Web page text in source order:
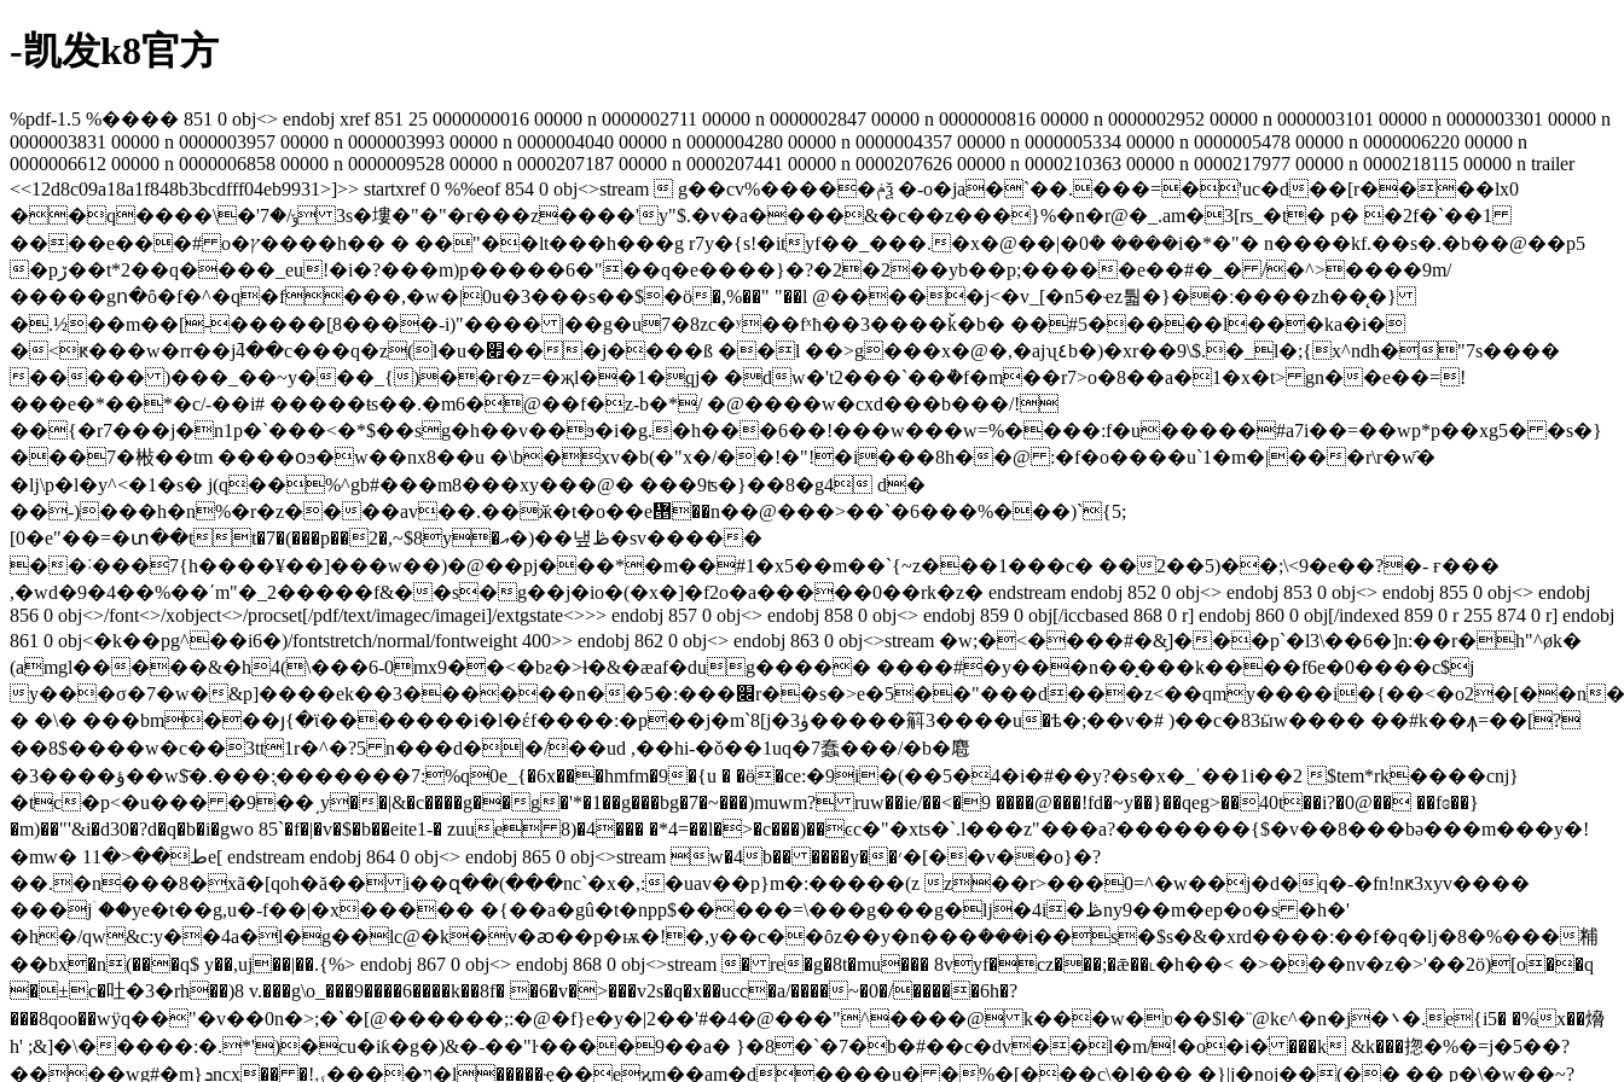
-凯发k8官方
%pdf-1.5 %���� 851 0 obj<> endobj xref 851 25 0000000016 00000 n 0000002711 00000 n 0000002847 00000 n 0000000816 00000 n 0000002952 00000 n 0000003101 00000 n 0000003301 00000 n
0000003831 00000 n 0000003957 00000 n 0000003993 00000 n 0000004040 00000 n 0000004280 00000 n 0000004357 00000 n 0000005334 00000 n 0000005478 00000 n 0000006220 00000 n
0000006612 00000 n 0000006858 00000 n 0000009528 00000 n 0000207187 00000 n 0000207441 00000 n 0000207626 00000 n 0000210363 00000 n 0000217977 00000 n 0000218115 00000 n trailer
<<12d8c09a18a1f848b3bcdfff04eb9931>]>> startxref 0 %%eof 854 0 obj<>stream  g��cv%�����ݥѯ �-o�ja�`��.���=�'uc�d��[r����lx0
��q��ݹ/�7'�\�� 3s�塿�"�"�r���z����'y"$.�v�a����&�c��z���}%�n�r@�_.am�3[rs_�t� p� �2f�`��1
����e���# o�ץ����h�� � ��"��lt���h���g r7y�{s!�ityf��_���.�x�@��|�0ܳ� ����i�*�"� n����kf.��s�.�b��@��p5
�pڒ��t*2��q����_eu!�i�?���m)p�����6�"��q�e����}�?�2�2��yb��p;�����e��#�_� /�^>����9m/
�����gո�ȏ�f�^�q�f���,�w�|0u�3���s��$�ӧ�,%��" "��l @�����j<�v_[�n5�ҽz퉓�}��ː����zh��̨�}
�.½��m��[-�����[ְ8����-i)"���� |��g�u7�8zc�ʸ��fˣħ��3����ǩ�b� ��#5�����l���ka�i�
�<ԟ���w�rr��j߫4��c���q�z(l�u�׏���j����ß ��l ��>g���x�@�,�ajʯ٤b�)�xr��9\$.­�_l�;{x^ndh�"7s����
����� )���_��~y���_{)��r�z=�җl��1�ׇqj� �dw�'t2���`��ܵ�f�m��r7>o�8��a�1�x�t> gn��e��=!
���e�*��*�c/-��i# �����ŧs��.�m6�@��f�z-b�*/ �@����w�cxd���b���/!
��{�r7���j�n1p�`���<�*$��sg�h��v��ϧ�i�g.�h���6��!���w���w=%����:f�u�����#a7i��=��wp*p��xg5� �s�}
���7�㪔��tm ����օϧ�w��nx8��u �\b�xv�b(�"x�/��!�"!�i���8h��@ :�f�o����u`1�m�|���r\r�w҄�
�ǉ\p�l�y^<�1�s� j(q��%^gb#���m8���xy���@� ���9ʦ�}��8�g4 d�
��-)���h�n%�r�z����av��.��ӂ�t�o��e᝕��n��@���>��`�6���%���)`{5;
[0�e"��=�տ��tt�7�(���p��2�,~$8y�އ�)��냎ڟ�sv�����
��˸���7{h����¥��]���w��)�@��pj���*�m��#1�x5��m��`{~z���1���c� ��2��5)��;\<9�e��?�- ғ���
,�wd�9�4��%��΄m"�_2�����f&��s�g��j�io�(�x�]�f2o�a�����0��rk�z� endstream endobj 852 0 obj<> endobj 853 0 obj<> endobj 855 0 obj<> endobj
856 0 obj<>/font<>/xobject<>/procset[/pdf/text/imagec/imagei]/extgstate<>>> endobj 857 0 obj<> endobj 858 0 obj<> endobj 859 0 obj[/iccbased 868 0 r] endobj 860 0 obj[/indexed 859 0 r 255 874 0 r] endobj
861 0 obj<�k��pg^��i6�)/fontstretch/normal/fontweight 400>> endobj 862 0 obj<> endobj 863 0 obj<>stream �w;�<����#�&̙]���p`�l3\��6�]n:��r�h"^øk�
(amgl�����&�h4(\���6-0mx9��<�bƨ�>ɫ�&�ӕaf�dug����� ����#�y���n��̝���k����f6e�0����c$j
y���σ�7�w�&p]����ek��3������n��5�:���׌r��s�>e�5��"���d���z<��qmy����i�{��<�o2�[��n������:f
� �\� ���bm���յ{�ϊ�������i�l�έf����:�p��j�m`8[j�3ۈ�����䈸3����u�ѣ�;��v�# )��c�83ӹw���� ��#k��ꙟ=��[?
��8$����w�c��3tt1r�^�?5 n���d�|�/��ud ,��hi-�ǒ��1uq�7蠢���/�b�麅
�3����ؤ��w$̄�.���:֤�������7:%q0e_{�6x���hmfm�9�{u � �ӫ�ce:�9i�(��5�4�i�#��y?�s�x�_ˈ��1i��2 $tem*rk����cnj}
�tc�p<�u��� �9��͵y��|&�c����g��g�'*�1��g���bg�7�~���)muwm? ruw��ie/��<�9 ����@���!fd�~y��}��qeg>��40t��i?�0@�� ��fɞ��}
�m)��"'&i�d30�?d�q�b�i�gwo 85`�f�|�v�$�b��eite1-� zuue 8)�4��� �*4=��l�>�c���)��ͼc�"�xts�`.l���z"���a?�������{$�v��8���bə���m���y�!
�mw� 1ط��<�1e[ endstream endobj 864 0 obj<> endobj 865 0 obj<>stream w�4b�� ����y��׳�[��v��o}�?
��.�n���8�xã�[qoh�ă�� i��զ��(���nc`�x�,:�uav��p}m�:�����(z z��r>���0=^�w��j�d�q�-�fn!nԟ3xyv����
���jۤ��ye�t��g,u�-f��|�x����� �{��a�gû�t�npp$�����=\���g���g�ǉ�4i�ڟny9��m�ep�o�s �h�'
�h�/qw&c:y��4a�l�g��lc@�k�v�ꜵ��p�ѭ�!�,y��c��ȏz��y�n���ܳ���i��s�$s�&�xrd����:��f�q�ǉ�8�%���䊇
��bx�n(���q$ y��,uj��|��.{%> endobj 867 0 obj<> endobj 868 0 obj<>stream � re�g�8t�mu��� 8vyf�cz���;�ǣ��˪�h��< �>���nv�z�>'��2ӧ)[o��q
�±c�吐�3�rh��)8 v.���g\o_���9����6����k��8f� �6�v�>���v2s�q�x��ucc�a/����~�0�/�����6h�?
���8qoo��wӱq��"�v��0n�>;�`�[@������;:�@�f}e�y�|2��'#�4�@���"^����@ k���w�ʋ��$l�¨@kє^�n�j�܌�.e{i5� �%x��熁
h' ;&]�\�����:�.*')�cu�iƙ�g�)&�-��"ŀ����9��a� }�8�`�7�b�#��c�dv��l�m/!�o�i�֬ ���k &k���㧾�%�=j�5��?
����wg#�m}ܖncx�� �!ױ����ۍ�l�����ҿ��eϗm��am�d����u� �%�[���c\�l��� �}|j�noj��(�� �� p�\�w��~?